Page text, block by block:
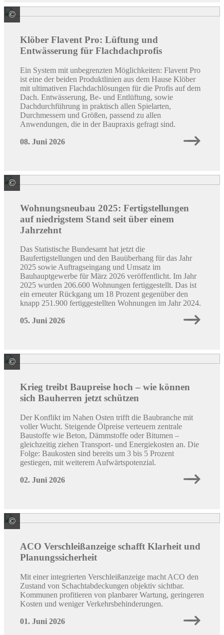
© BMI Deutschland GmbH Marke Klöber
Klöber Flavent Pro: Lüftung und
Entwässerung für Flachdachprofis
Ein System mit unbegrenzten Möglichkeiten: Flavent Pro
ist eine der beiden Produktlinien aus dem Hause Klöber
mit ultimativen Flachdachlösungen für die Profis auf dem
Dach. Entwässerung, Be- und Entlüftung, sowie
Dachdurchführung in praktisch allen Spielarten,
Durchmessern und Größen, passend zu allen
Anwendungen, die in der Baupraxis gefragt sind.
08. Juni 2026
© Quelle: Colourbox / ID: #70147365
Wohnungsneubau 2025: Fertigstellungen
auf niedrigstem Stand seit über einem
Jahrzehnt
Das Statistische Bundesamt hat jetzt die
Baufertigstellungen und den Bauüberhang für das Jahr
2025 sowie Auftragseingang und Umsatz im
Bauhauptgewerbe für März 2026 veröffentlicht. Im Jahr
2025 wurden 206.600 Wohnungen fertiggestellt. Das ist
ein erneuter Rückgang um 18 Prozent gegenüber den
knapp 251.900 fertiggestellten Wohnungen im Jahr 2024.
05. Juni 2026
© Quelle: Pro Bauherr GmbH
Krieg treibt Baupreise hoch – wie können
sich Bauherren jetzt schützen
Der Konflikt im Nahen Osten trifft die Baubranche mit
voller Wucht. Steigende Ölpreise verteuern zentrale
Baustoffe wie Beton, Dämmstoffe oder Bitumen –
gleichzeitig ziehen Transport- und Energiekosten an. Die
Folge: Baukosten sind bereits um 3 bis 5 Prozent
gestiegen, mit weiterem Aufwärtspotenzial.
02. Juni 2026
© ACO Passavant Detego GmbH Schachtabdeckungen
ACO Verschleißanzeige schafft Klarheit und
Planungssicherheit
Mit einer integrierten Verschleißanzeige macht ACO den
Zustand von Schachtabdeckungen objektiv sichtbar.
Kommunen profitieren von planbarer Wartung, geringeren
Kosten und weniger Verkehrsbehinderungen.
01. Juni 2026